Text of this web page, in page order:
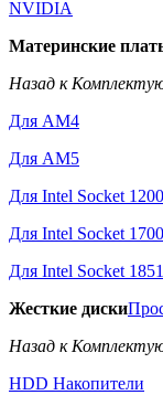
NVIDIA
Материнские
Назад к
Для AM4
Для AM5
Для Intel Socket 1200
Для Intel Socket 1700
Для Intel Socket 1851
Жесткие диски
Назад к
HDD Накопители